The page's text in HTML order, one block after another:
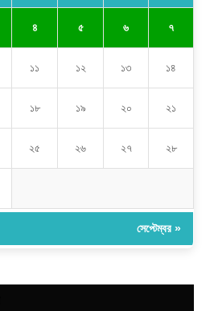
৪ ৫ ৬ ৭
১১ ১২ ১৩ ১৪
১৮ ১৯ ২০ ২১
২৫ ২৬ ২৭ ২৮
সেপ্টেম্বর »